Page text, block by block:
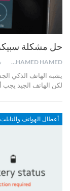
حل مشكلة سبيكر
MOHAMED HAMED
يشبه الهاتف الذكي
لكن الهاتف الجيد
أعطال الهواتف والتابلت